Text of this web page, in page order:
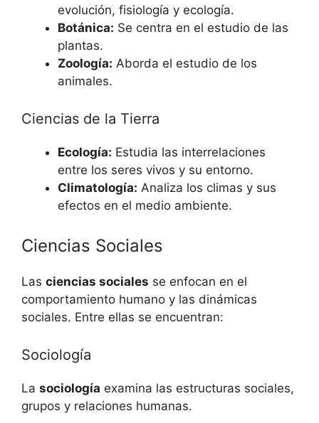
evolución, fisiología y ecología.
Botánica: Se centra en el estudio de las
plantas.
Zoología: Aborda el estudio de los
animales.
Ciencias de la Tierra
Ecología: Estudia las interrelaciones
entre los seres vivos y su entorno.
Climatología: Analiza los climas y sus
efectos en el medio ambiente.
Ciencias Sociales
Las ciencias sociales se enfocan en el
comportamiento humano y las dinámicas
sociales. Entre ellas se encuentran:
Sociología
La sociología examina las estructuras sociales,
grupos y relaciones humanas.